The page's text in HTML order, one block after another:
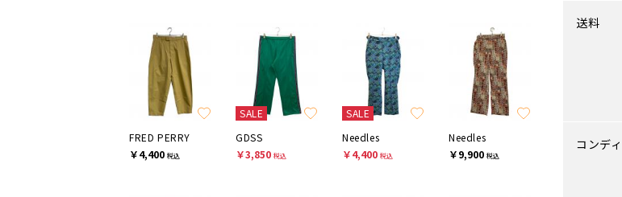
FRED PERRY
￥4,400 税込
SALE
GDSS
￥3,850 税込
SALE
Needles
￥4,400 税込
Needles
￥9,900 税込
送料
コンデ